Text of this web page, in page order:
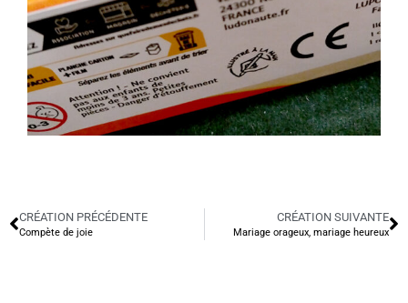
CRÉATION PRÉCÉDENTE
Compète de joie
CRÉATION SUIVANTE
Mariage orageux, mariage heureux